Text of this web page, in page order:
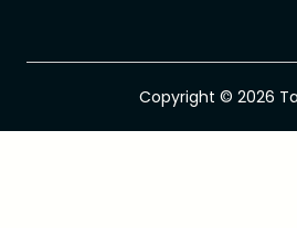
Copyright © 2026